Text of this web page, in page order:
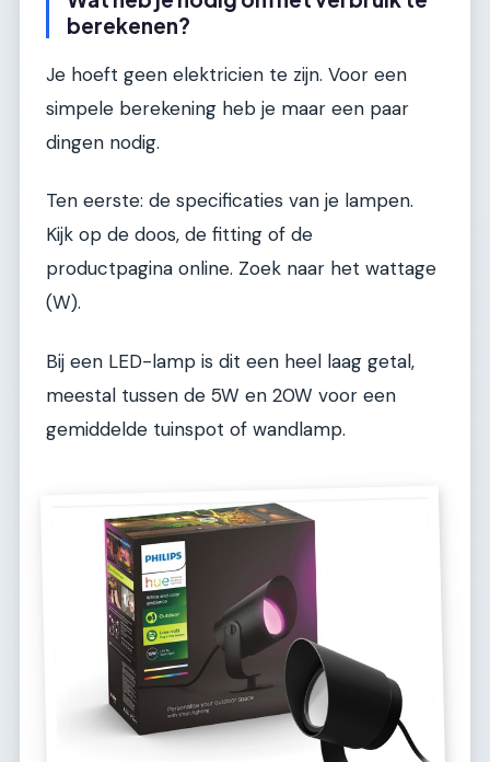
berekenen?
Je hoeft geen elektricien te zijn. Voor een
simpele berekening heb je maar een paar
dingen nodig.
Ten eerste: de specificaties van je lampen.
Kijk op de doos, de fitting of de
productpagina online. Zoek naar het wattage
(W).
Bij een LED-lamp is dit een heel laag getal,
meestal tussen de 5W en 20W voor een
gemiddelde tuinspot of wandlamp.